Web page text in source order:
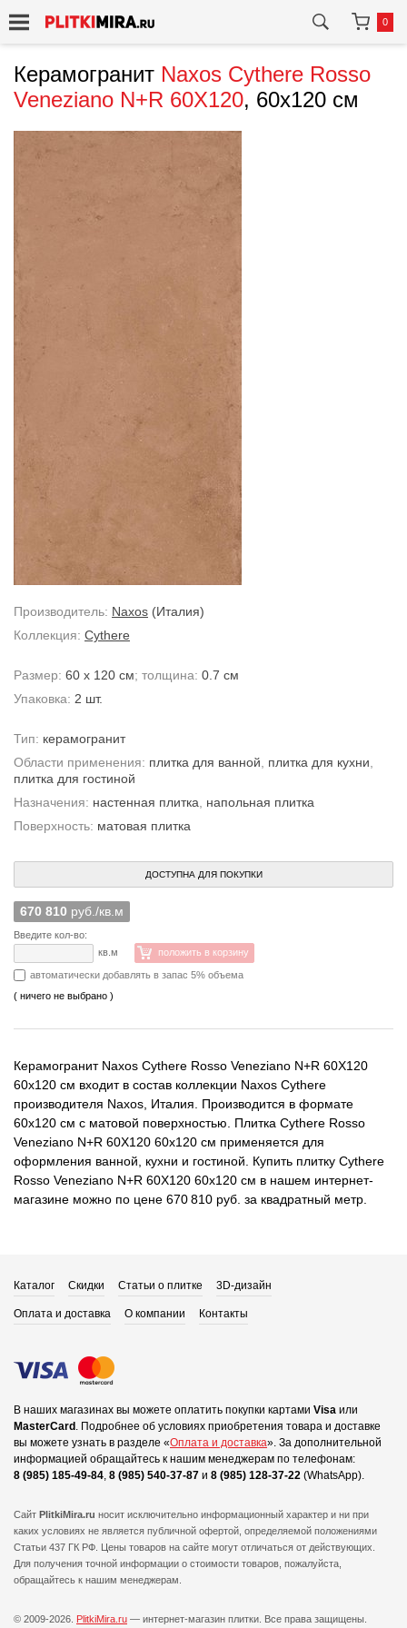
0
Керамогранит Naxos Cythere Rosso
Veneziano N+R 60X120, 60x120 см
Производитель: Naxos (Италия)
Коллекция: Cythere
Размер: 60 x 120 см; толщина: 0.7 см
Упаковка: 2 шт.
Тип: керамогранит
Области применения: плитка для ванной плитка для кухни
плитка для гостиной
Назначения: настенная плитка
напольная плитка
Поверхность: матовая плитка
ДОСТУПНА ДЛЯ ПОКУПКИ
670 810 руб./кв.м
Введите кол-во:
кв.м
положить в корзину
автоматически добавлять в запас 5% объема
( ничего не выбрано )
Керамогранит Naxos Cythere Rosso Veneziano N+R 60X120
60x120 см входит в состав коллекции Naxos Cythere
производителя Naxos, Италия. Производится в формате
60x120 см с матовой поверхностью. Плитка Cythere Rosso
Veneziano N+R 60X120 60x120 см применяется для
оформления ванной, кухни и гостиной. Купить плитку Cythere
Rosso Veneziano N+R 60X120 60x120 см в нашем интернет-
магазине можно по цене 670 810 руб. за квадратный метр.
Каталог Скидки Статьи о плитке 3D-дизайн
Оплата и доставка О компании Контакты
В наших магазинах вы можете оплатить покупки картами Visa или
MasterCard . Подробнее об условиях приобретения товара и доставке
вы можете узнать в разделе «Оплата и доставка». За дополнительной
информацией обращайтесь к нашим менеджерам по телефонам:
8 (985) 185-49-84, 8 (985) 540-37-87 и 8 (985) 128-37-22 (WhatsApp).
Сайт PlitkiMira.ru носит исключительно информационный характер и ни при
каких условиях не является публичной офертой, определяемой положениями
Статьи 437 ГК РФ. Цены товаров на сайте могут отличаться от действующих.
Для получения точной информации о стоимости товаров, пожалуйста,
обращайтесь к нашим менеджерам.
© 2009-2026. PlitkiMira.ru — интернет-магазин плитки. Все права защищены.